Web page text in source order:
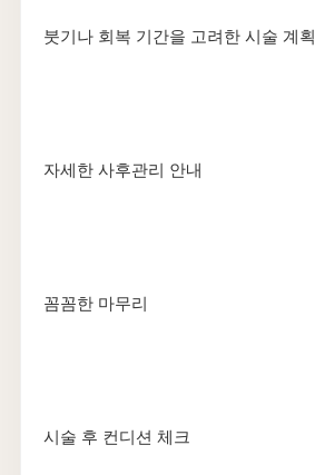
붓기나 회복 기간을 고려한 시술 계획
자세한 사후관리 안내
꼼꼼한 마무리
시술 후 컨디션 체크